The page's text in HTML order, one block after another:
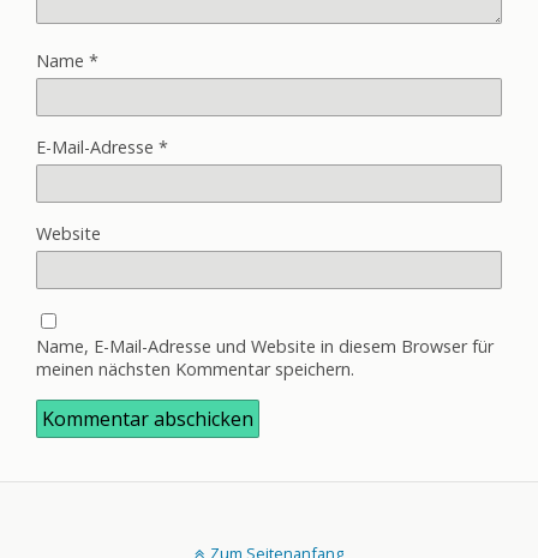
Name *
E-Mail-Adresse *
Website
Name, E-Mail-Adresse und Website in diesem Browser für
meinen nächsten Kommentar speichern.
Zum Seitenanfang